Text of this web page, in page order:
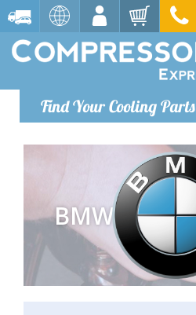
Find Your Cooling Parts
BMW